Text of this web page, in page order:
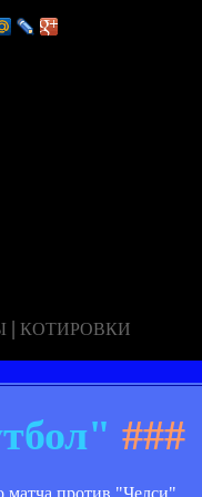
| КОТИРОВКИ
###
против "Челси".